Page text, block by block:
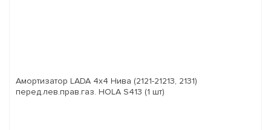
Амортизатор LADA 4x4 Нива (2121-21213, 2131)
перед.лев.прав.газ. HOLA S413 (1 шт)